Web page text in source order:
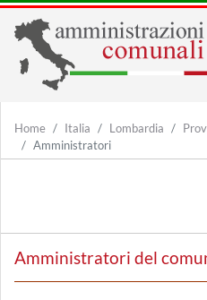
Home Italia Lombardia
Amministratori
Amministratori del